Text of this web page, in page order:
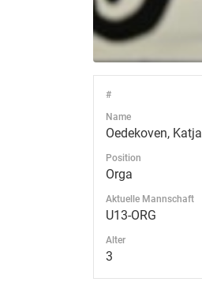
#
Name
Oedekoven, Katja
Position
Orga
Aktuelle Mannschaft
U13-ORG
Alter
3